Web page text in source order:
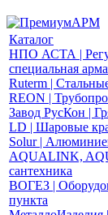
Каталог
НПО АСТА |
специальная
Ruterm |
REON |
Завод РусКон |
LD | Шаровые
Solur |
AQUALINK,
сантехника
ВОГЕЗ |
пункта